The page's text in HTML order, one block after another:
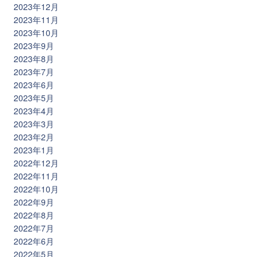
2023年12月
2023年11月
2023年10月
2023年9月
2023年8月
2023年7月
2023年6月
2023年5月
2023年4月
2023年3月
2023年2月
2023年1月
2022年12月
2022年11月
2022年10月
2022年9月
2022年8月
2022年7月
2022年6月
2022年5月